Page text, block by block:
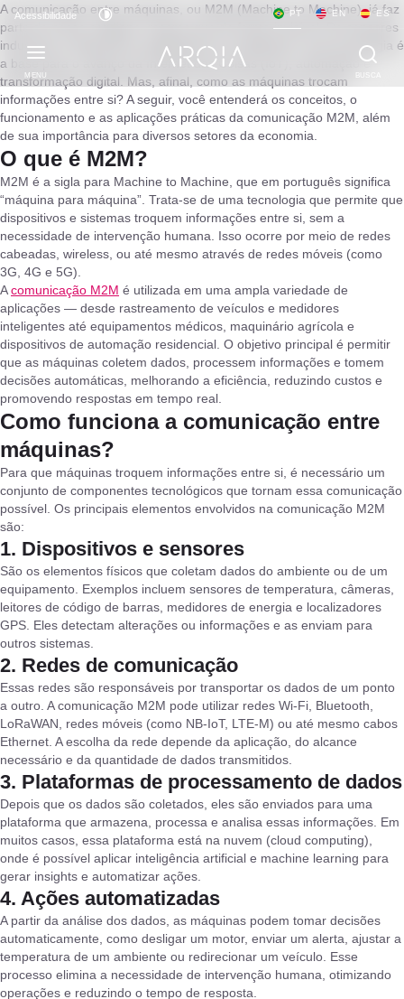
Acessibilidade PT EN ES
MENU
A comunicação entre máquinas, ou M2M (Machine to Machine), já faz
parte do nosso cotidiano, mesmo que de forma invisível. De sensores
industriais a dispositivos inteligentes em residências, essa tecnologia é
a base para o avanço da Internet das Coisas (IoT), automação e
transformação digital. Mas, afinal, como as máquinas trocam
informações entre si? A seguir, você entenderá os conceitos, o
funcionamento e as aplicações práticas da comunicação M2M, além
de sua importância para diversos setores da economia.
O que é M2M?
M2M é a sigla para Machine to Machine, que em português significa
“máquina para máquina”. Trata-se de uma tecnologia que permite que
dispositivos e sistemas troquem informações entre si, sem a
necessidade de intervenção humana. Isso ocorre por meio de redes
cabeadas, wireless, ou até mesmo através de redes móveis (como
3G, 4G e 5G).
Acomunicação M2M é utilizada em uma ampla variedade de
aplicações — desde rastreamento de veículos e medidores
inteligentes até equipamentos médicos, maquinário agrícola e
dispositivos de automação residencial. O objetivo principal é permitir
que as máquinas coletem dados, processem informações e tomem
decisões automáticas, melhorando a eficiência, reduzindo custos e
promovendo respostas em tempo real.
Como funciona a comunicação entre
máquinas?
Para que máquinas troquem informações entre si, é necessário um
conjunto de componentes tecnológicos que tornam essa comunicação
possível. Os principais elementos envolvidos na comunicação M2M
são:
1. Dispositivos e sensores
São os elementos físicos que coletam dados do ambiente ou de um
equipamento. Exemplos incluem sensores de temperatura, câmeras,
leitores de código de barras, medidores de energia e localizadores
GPS. Eles detectam alterações ou informações e as enviam para
outros sistemas.
2. Redes de comunicação
Essas redes são responsáveis por transportar os dados de um ponto
a outro. A comunicação M2M pode utilizar redes Wi-Fi, Bluetooth,
LoRaWAN, redes móveis (como NB-IoT, LTE-M) ou até mesmo cabos
Ethernet. A escolha da rede depende da aplicação, do alcance
necessário e da quantidade de dados transmitidos.
3. Plataformas de processamento de dados
Depois que os dados são coletados, eles são enviados para uma
plataforma que armazena, processa e analisa essas informações. Em
muitos casos, essa plataforma está na nuvem (cloud computing),
onde é possível aplicar inteligência artificial e machine learning para
gerar insights e automatizar ações.
4. Ações automatizadas
A partir da análise dos dados, as máquinas podem tomar decisões
automaticamente, como desligar um motor, enviar um alerta, ajustar a
temperatura de um ambiente ou redirecionar um veículo. Esse
processo elimina a necessidade de intervenção humana, otimizando
operações e reduzindo o tempo de resposta.